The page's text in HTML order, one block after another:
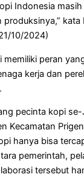
Indonesia masih
kata
10/2024)
memiliki peran
kerja dan
pecinta kopi
Kecamatan
hanya bisa
pemerintah,
tersebut